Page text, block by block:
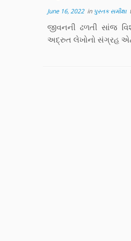
June 16, 2022in પુસ્તક સમીક્ષા
જીવનની ઢળતી સાંજ
અદ્રુત લેખોનો સંગ્રહ